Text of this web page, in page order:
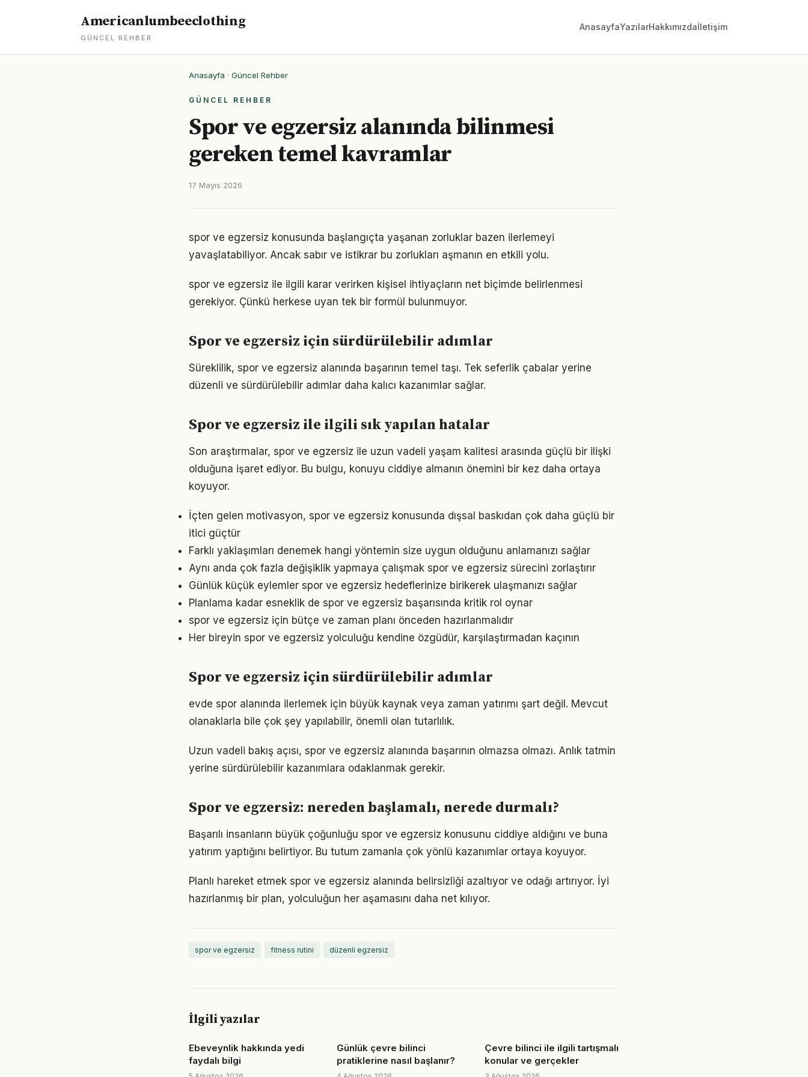
Americanlumbeeclothing
GÜNCEL REHBER
AnasayfaYazılarHakkımızdaİletişim
Anasayfa · Güncel Rehber
GÜNCEL REHBER
Spor ve egzersiz alanında bilinmesi
gereken temel kavramlar
17 Mayıs 2026
spor ve egzersiz konusunda başlangıçta yaşanan zorluklar bazen ilerlemeyi
yavaşlatabiliyor. Ancak sabır ve istikrar bu zorlukları aşmanın en etkili yolu.
spor ve egzersiz ile ilgili karar verirken kişisel ihtiyaçların net biçimde belirlenmesi
gerekiyor. Çünkü herkese uyan tek bir formül bulunmuyor.
Spor ve egzersiz için sürdürülebilir adımlar
Süreklilik, spor ve egzersiz alanında başarının temel taşı. Tek seferlik çabalar yerine
düzenli ve sürdürülebilir adımlar daha kalıcı kazanımlar sağlar.
Spor ve egzersiz ile ilgili sık yapılan hatalar
Son araştırmalar, spor ve egzersiz ile uzun vadeli yaşam kalitesi arasında güçlü bir ilişki
olduğuna işaret ediyor. Bu bulgu, konuyu ciddiye almanın önemini bir kez daha ortaya
koyuyor.
İçten gelen motivasyon, spor ve egzersiz konusunda dışsal baskıdan çok daha güçlü bir
itici güçtür
Farklı yaklaşımları denemek hangi yöntemin size uygun olduğunu anlamanızı sağlar
Aynı anda çok fazla değişiklik yapmaya çalışmak spor ve egzersiz sürecini zorlaştırır
Günlük küçük eylemler spor ve egzersiz hedeflerinize birikerek ulaşmanızı sağlar
Planlama kadar esneklik de spor ve egzersiz başarısında kritik rol oynar
spor ve egzersiz için bütçe ve zaman planı önceden hazırlanmalıdır
Her bireyin spor ve egzersiz yolculuğu kendine özgüdür, karşılaştırmadan kaçının
Spor ve egzersiz için sürdürülebilir adımlar
evde spor alanında ilerlemek için büyük kaynak veya zaman yatırımı şart değil. Mevcut
olanaklarla bile çok şey yapılabilir, önemli olan tutarlılık.
Uzun vadeli bakış açısı, spor ve egzersiz alanında başarının olmazsa olmazı. Anlık tatmin
yerine sürdürülebilir kazanımlara odaklanmak gerekir.
Spor ve egzersiz: nereden başlamalı, nerede durmalı?
Başarılı insanların büyük çoğunluğu spor ve egzersiz konusunu ciddiye aldığını ve buna
yatırım yaptığını belirtiyor. Bu tutum zamanla çok yönlü kazanımlar ortaya koyuyor.
Planlı hareket etmek spor ve egzersiz alanında belirsizliği azaltıyor ve odağı artırıyor. İyi
hazırlanmış bir plan, yolculuğun her aşamasını daha net kılıyor.
spor ve egzersiz fitness rutini düzenli egzersiz
İlgili yazılar
Ebeveynlik hakkında yedi
faydalı bilgi
Günlük çevre bilinci
pratiklerine nasıl başlanır?
Çevre bilinci ile ilgili tartışmalı
konular ve gerçekler